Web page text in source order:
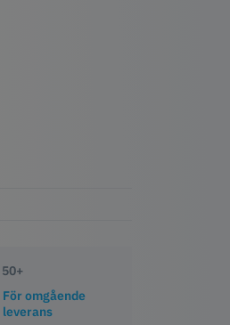
50+
För omgående
leverans